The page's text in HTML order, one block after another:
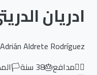
ادريان
Adrián Aldrete Rodríguez
مدافع🎂
38سنة🏳️